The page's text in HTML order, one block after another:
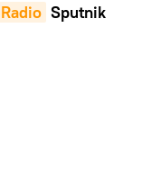
Radio Sputnik